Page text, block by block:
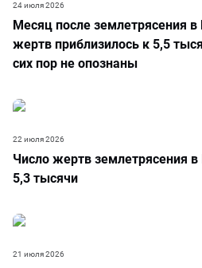
Месяц после землетрясения в
жертв приблизилось к 5,5
сих пор не опознаны
24 июля 2026
Число жертв землетрясения
5,3 тысячи
22 июля 2026
21 июля 2026